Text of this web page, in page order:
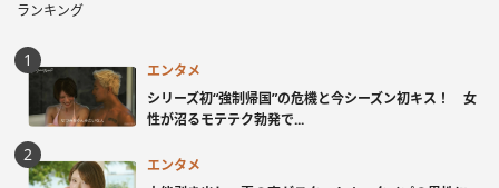
ランキング
エンタメ
シリーズ初“強制帰国”の危機と今シーズン初キス！ 女
性が沼るモテテク勃発で...
エンタメ